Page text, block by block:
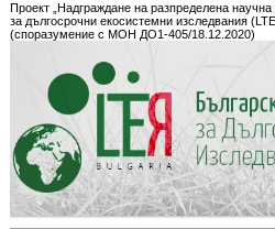
Проект „Надграждане на разпределена
за дългосрочни екосистемни изследвания
(споразумение с МОН ДО1-405/18.12.2020)